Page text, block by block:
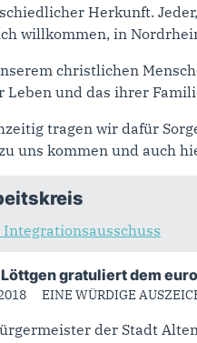
Herkunft.
willkommen, in
christlichen
Leben und das ihrer
tragen wir dafür
uns kommen und auch
Integrationsausschuss
gratuliert dem
EINE WÜRDIGE
der Stadt